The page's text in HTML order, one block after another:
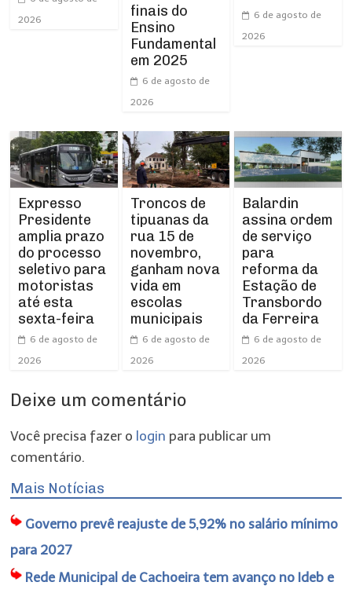
2026
finais do
Ensino
Fundamental
em 2025
6 de agosto de
2026
6 de agosto de
2026
Expresso
Presidente
amplia prazo
do processo
seletivo para
motoristas
até esta
sexta-feira
6 de agosto de
2026
Troncos de
tipuanas da
rua 15 de
novembro,
ganham nova
vida em
escolas
municipais
6 de agosto de
2026
Balardin
assina ordem
de serviço
para
reforma da
Estação de
Transbordo
da Ferreira
6 de agosto de
2026
Deixe um comentário
Você precisa fazer o login para publicar um
comentário.
Mais Notícias
Governo prevê reajuste de 5,92% no salário mínimo
para 2027
Rede Municipal de Cachoeira tem avanço no Ideb e